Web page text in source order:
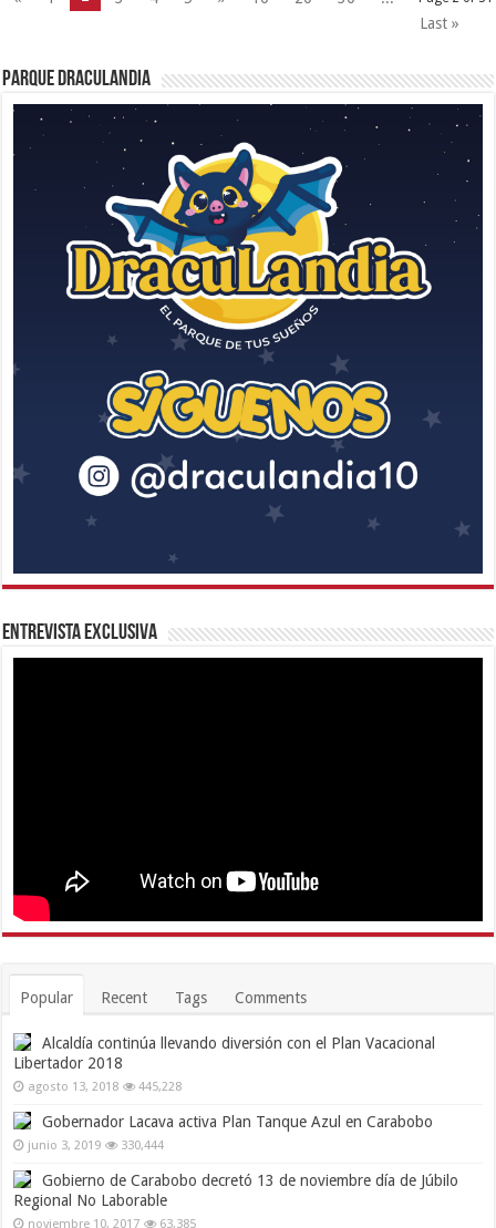
Last »
Parque Draculandia
Entrevista Exclusiva
Popular Recent Tags Comments
Alcaldía continúa llevando diversión con el Plan Vacacional
Libertador 2018
agosto 13, 2018 445,228
Gobernador Lacava activa Plan Tanque Azul en Carabobo
junio 3, 2019 330,444
Gobierno de Carabobo decretó 13 de noviembre día de Júbilo
Regional No Laborable
noviembre 10, 2017 63,385